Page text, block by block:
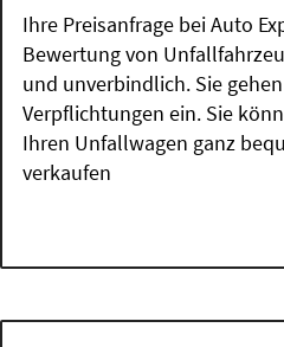
Ihre Preisanfrage bei Auto
Bewertung von
und unverbindlich. Sie
Verpflichtungen ein. Sie
Ihren Unfallwagen ganz
verkaufen